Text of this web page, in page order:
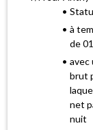
à
de
avec
brut
net
nuit